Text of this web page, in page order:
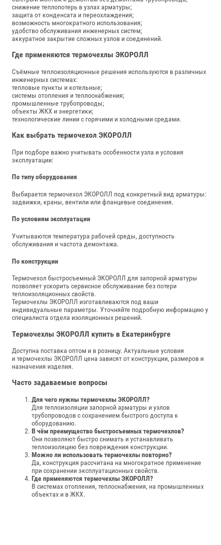
снижение теплопотерь в узлах арматуры;
защита от конденсата и переохлаждения;
возможность многократного использования;
удобство обслуживания инженерных систем;
аккуратное закрытие сложных узлов и соединений.
Где применяются термочехлы ЭКОРОЛЛ
Съёмные теплоизоляционные решения используются в различных
инженерных системах:
тепловые пункты и котельные;
системы отопления и теплоснабжения;
промышленные трубопроводы;
объекты ЖКХ и энергетики;
технологические линии с горячими и холодными средами.
Как выбрать термочехол ЭКОРОЛЛ
При подборе важно учитывать особенности узла и условия
эксплуатации:
По типу оборудования
Выбирается термочехол ЭКОРОЛЛ под конкретный вид арматуры:
задвижки, краны, вентили или фланцевые соединения.
По условиям эксплуатации
Учитываются температура рабочей среды, доступность
обслуживания и частота демонтажа.
По конструкции
Термочехол быстросъемный ЭКОРОЛЛ для запорной арматуры
позволяет ускорить сервисное обслуживание без потери
теплоизоляционных свойств.
Термочехлы ЭКОРОЛЛ изготавливаются под ваши
индивидуальные параметры. Уточняйте подробную информацию у
специалиста отдела изоляционных решений.
Термочехлы ЭКОРОЛЛ купить в Екатеринбурге
Доступна поставка оптом и в розницу. Актуальные условия
и термочехлы ЭКОРОЛЛ цена зависят от конструкции, размеров и
назначения изделия.
Часто задаваемые вопросы
Для чего нужны термочехлы ЭКОРОЛЛ?
Для теплоизоляции запорной арматуры и узлов
трубопроводов с сохранением быстрого доступа к
оборудованию.
В чём преимущество быстросъемных термочехлов?
Они позволяют быстро снимать и устанавливать
теплоизоляцию без повреждения конструкции.
Можно ли использовать термочехлы повторно?
Да, конструкция рассчитана на многократное применение
при сохранении эксплуатационных свойств.
Где применяются термочехлы ЭКОРОЛЛ?
В системах отопления, теплоснабжения, на промышленных
объектах и в ЖКХ.